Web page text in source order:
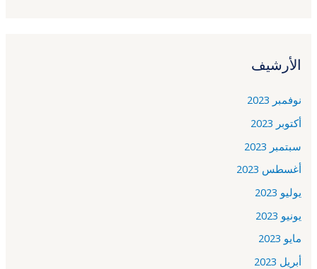
الأرشيف
نوفمبر 2023
أكتوبر 2023
سبتمبر 2023
أغسطس 2023
يوليو 2023
يونيو 2023
مايو 2023
أبريل 2023